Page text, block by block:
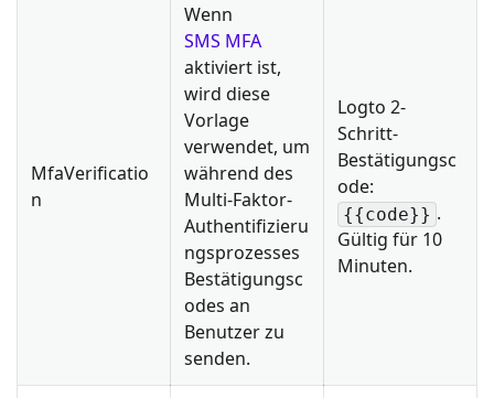
MfaVerificatio
n
Wenn
SMS MFA
aktiviert ist,
wird diese
Vorlage
verwendet, um
während des
Multi-Faktor-
Authentifizieru
ngsprozesses
Bestätigungsc
odes an
Benutzer zu
senden.
Logto 2-
Schritt-
Bestätigungsc
ode:
{{code}} .
Gültig für 10
Minuten.